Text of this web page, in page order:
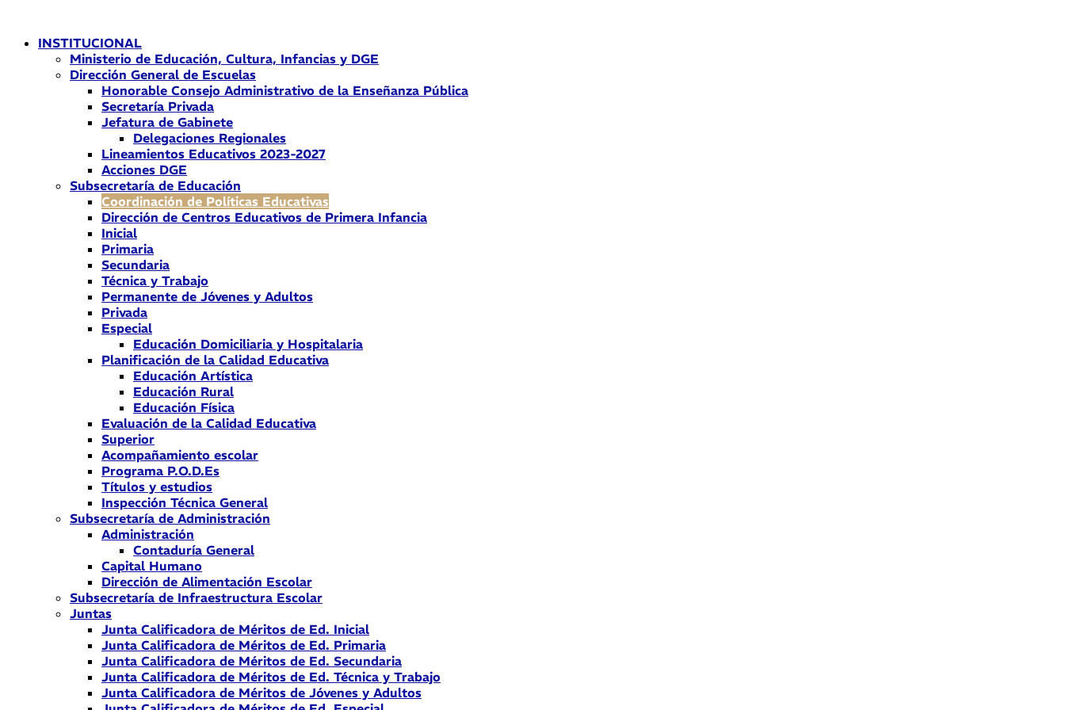
contenidoINSTITUCIONAL
Ministerio de Educación, Cultura, Infancias y DGE
Dirección General de Escuelas
Honorable Consejo Administrativo de la Enseñanza Pública
Secretaría Privada
Jefatura de Gabinete
Delegaciones Regionales
Lineamientos Educativos 2023-2027
Acciones DGE
Subsecretaría de Educación
Coordinación de Políticas Educativas
Dirección de Centros Educativos de Primera Infancia
Inicial
Primaria
Secundaria
Técnica y Trabajo
Permanente de Jóvenes y Adultos
Privada
Especial
Educación Domiciliaria y Hospitalaria
Planificación de la Calidad Educativa
Educación Artística
Educación Rural
Educación Física
Evaluación de la Calidad Educativa
Superior
Acompañamiento escolar
Programa P.O.D.Es
Títulos y estudios
Inspección Técnica General
Subsecretaría de Administración
Administración
Contaduría General
Capital Humano
Dirección de Alimentación Escolar
Subsecretaría de Infraestructura Escolar
Juntas
Junta Calificadora de Méritos de Ed. Inicial
Junta Calificadora de Méritos de Ed. Primaria
Junta Calificadora de Méritos de Ed. Secundaria
Junta Calificadora de Méritos de Ed. Técnica y Trabajo
Junta Calificadora de Méritos de Jóvenes y Adultos